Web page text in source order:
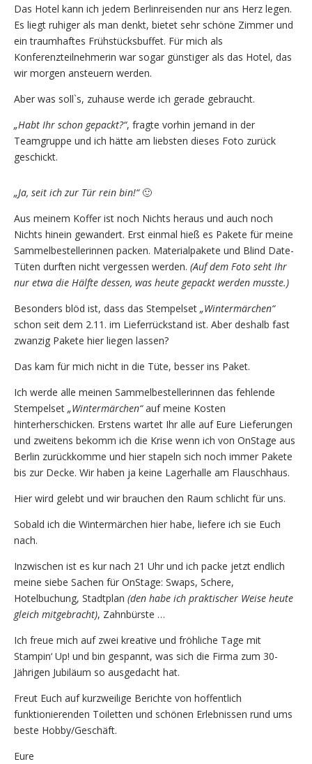
Das Hotel kann ich jedem Berlinreisenden nur ans Herz legen.
Es liegt ruhiger als man denkt, bietet sehr schöne Zimmer und
ein traumhaftes Frühstücksbuffet. Für mich als
Konferenzteilnehmerin war sogar günstiger als das Hotel, das
wir morgen ansteuern werden.
Aber was soll`s, zuhause werde ich gerade gebraucht.
„Habt Ihr schon gepackt?“, fragte vorhin jemand in der
Teamgruppe und ich hätte am liebsten dieses Foto zurück
geschickt.
„Ja, seit ich zur Tür rein bin!“🙂
Aus meinem Koffer ist noch Nichts heraus und auch noch
Nichts hinein gewandert. Erst einmal hieß es Pakete für meine
Sammelbestellerinnen packen. Materialpakete und Blind Date-
Tüten durften nicht vergessen werden. (Auf dem Foto seht Ihr
nur etwa die Hälfte dessen, was heute gepackt werden musste.)
Besonders blöd ist, dass das Stempelset „Wintermärchen“
schon seit dem 2.11. im Lieferrückstand ist. Aber deshalb fast
zwanzig Pakete hier liegen lassen?
Das kam für mich nicht in die Tüte, besser ins Paket.
Ich werde alle meinen Sammelbestellerinnen das fehlende
Stempelset „Wintermärchen“auf meine Kosten
hinterherschicken. Erstens wartet Ihr alle auf Eure Lieferungen
und zweitens bekomm ich die Krise wenn ich von OnStage aus
Berlin zurückkomme und hier stapeln sich noch immer Pakete
bis zur Decke. Wir haben ja keine Lagerhalle am Flauschhaus.
Hier wird gelebt und wir brauchen den Raum schlicht für uns.
Sobald ich die Wintermärchen hier habe, liefere ich sie Euch
nach.
Inzwischen ist es kur nach 21 Uhr und ich packe jetzt endlich
meine siebe Sachen für OnStage: Swaps, Schere,
Hotelbuchung, Stadtplan (den habe ich praktischer Weise heute
gleich mitgebracht), Zahnbürste …
Ich freue mich auf zwei kreative und fröhliche Tage mit
Stampin‘ Up! und bin gespannt, was sich die Firma zum 30-
Jährigen Jubiläum so ausgedacht hat.
Freut Euch auf kurzweilige Berichte von hoffentlich
funktionierenden Toiletten und schönen Erlebnissen rund ums
beste Hobby/Geschäft.
Eure